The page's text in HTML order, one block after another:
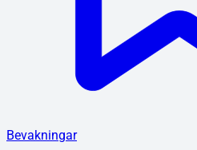
Bevakningar